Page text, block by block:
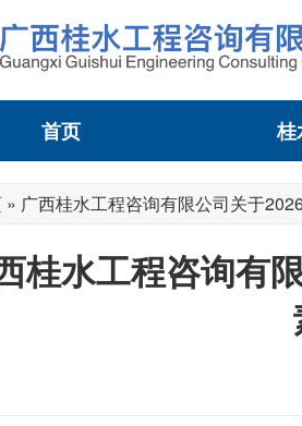
首页 桂
» 广西桂水工程咨询有限公司关于
桂水工程咨询有